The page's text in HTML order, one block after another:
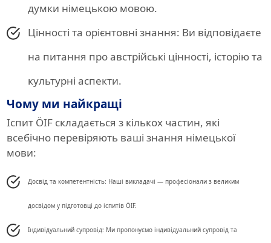
думки німецькою мовою.
Цінності та орієнтовні знання: Ви відповідаєте
на питання про австрійські цінності, історію та
культурні аспекти.
Чому ми найкращі
Іспит ÖIF складається з кількох частин, які
всебічно перевіряють ваші знання німецької
мови:
Досвід та компетентність: Наші викладачі — професіонали з великим
досвідом у підготовці до іспитів ÖIF.
Індивідуальний супровід: Ми пропонуємо індивідуальний супровід та